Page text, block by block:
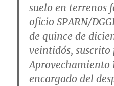
suelo en terrenos
oficio SPARN/
de quince de
veintidós,
Aprovechamiento
encargado del